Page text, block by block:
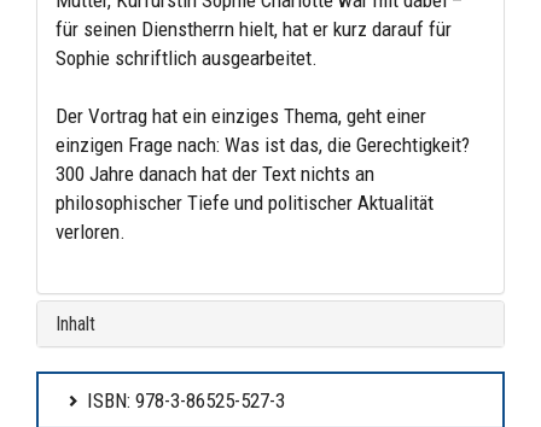
für seinen Dienstherrn hielt, hat er kurz darauf für
Sophie schriftlich ausgearbeitet.
Der Vortrag hat ein einziges Thema, geht einer
einzigen Frage nach: Was ist das, die Gerechtigkeit?
300 Jahre danach hat der Text nichts an
philosophischer Tiefe und politischer Aktualität
verloren.
Inhalt
ISBN: 978-3-86525-527-3